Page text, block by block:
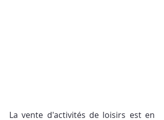
La vente d'activités de loisirs est en